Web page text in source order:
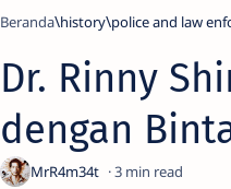
Beranda history police and law
Dr. Rinny
dengan
3